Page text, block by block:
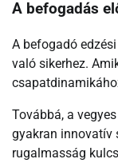
A befogadás
A befogadó
való sikerhez.
Továbbá, a
gyakran innovatív
rugalmasság